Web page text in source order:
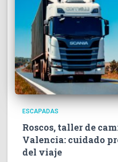
ESCAPADAS
Roscos, taller de
Valencia: cuidado
del viaje